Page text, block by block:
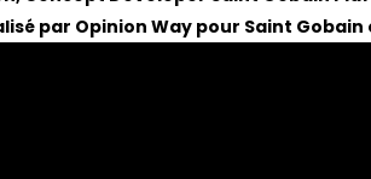
par Opinion Way pour Saint Gobain